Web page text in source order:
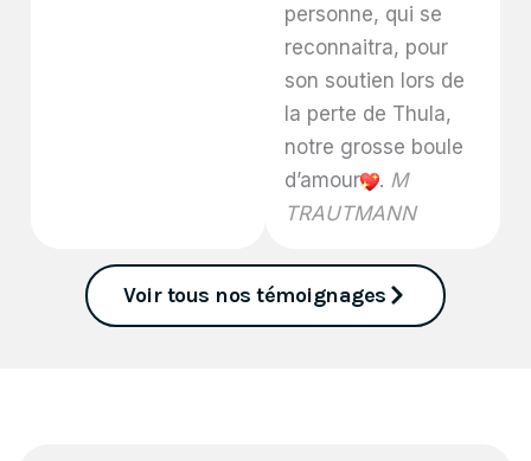
personne, qui se
reconnaitra, pour
son soutien lors de
la perte de Thula,
notre grosse boule
d’amour
. M
TRAUTMANN
Voir tous nos témoignages